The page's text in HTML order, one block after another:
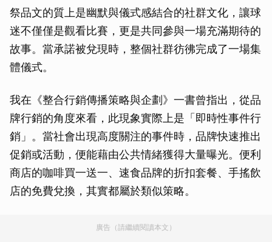
祭品文的質上是幽默與儀式感結合的社群文化，讓球
迷不僅僅是觀看比賽，更是共同參與一場充滿期待的
故事。當承諾被兌現時，整個社群彷彿完成了一場集
體儀式。
我在《整合行銷傳播策略與企劃》一書曾指出，從品
牌行銷的角度來看，此現象實際上是「即時性事件行
銷」。當社會出現高度關注的事件時，品牌快速推出
促銷或活動，便能藉由公共情緒獲得大量曝光。便利
商店的咖啡買一送一、速食品牌的折扣套餐、手搖飲
店的免費兌換，其實都屬於類似策略。
廣告（請繼續閱讀本文）